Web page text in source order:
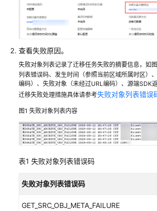
移
时
长
迁
移
进
迁
移
象
异
恢
查看失败原因。
失败对象列表记录了迁移任务失败的摘要信息，如图
列表错误码、发生时间（参照当前区域所属时区）
编码）、失败对象（未经过URL编码）、源端SDK
迁移失败处理措施具体请参考失败对象列表错误
图1 失败对象列表内容
表1 失败对象列表错误码
失败对象列表错误码
GET_SRC_OBJ_META_FAILURE